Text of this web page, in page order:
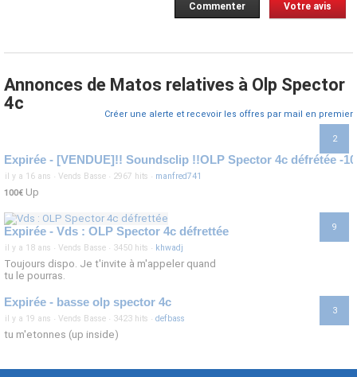
Commenter Votre avis
Annonces de Matos relatives à Olp Spector
4c
Créer une alerte et recevoir les offres par mail en premier
2
Expirée - [VENDUE]!! Soundsclip !!OLP Spector 4c défrétée -
il y a 16 ans · Vends Basse · 2967 hits · manfred741
100€ Up
9
Expirée - Vds : OLP Spector 4c défrettée
il y a 18 ans · Vends Basse · 3450 hits · khwadj
Toujours dispo. Je t'invite à m'appeler quand
tu le pourras.
3
Expirée - basse olp spector 4c
il y a 19 ans · Vends Basse · 3423 hits · defbass
tu m'etonnes (up inside)